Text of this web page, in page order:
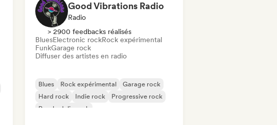
Good Vibrations Radio
Radio
> 2900 feedbacks réalisés
BluesElectronic rockRock expérimental
FunkGarage rock
Diffuser des artistes en radio
Blues Rock expérimental
Garage rock
Hard rock
Indie rock
Progressive rock
Psychedelic rock